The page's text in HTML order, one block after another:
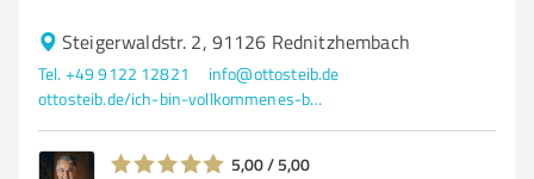
Steigerwaldstr. 2, 91126 Rednitzhembach
Tel. +49 9122 12821
info@ottosteib.de
ottosteib.de/ich-bin-vollkommenes-bewusst-sein/
5,00 / 5,00